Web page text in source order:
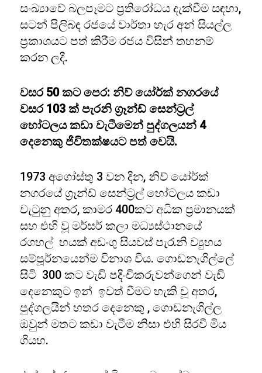
සංඛ්‍යාවේ බලපෑමට ප්‍රතිරෝධය දැක්වීම සඳහා,
සටන් පිලිබඳ රජයේ වාර්තා හැර අන් සියල්ල
ප්‍රකාශයට පත් කිරීම රජය විසින් තහනම්
කරන ලදී.
වසර 50 කට පෙර: නිව් යෝර්ක් නගරයේ
වසර 103 ක් පැරනි ග්‍රෑන්ඩ් සෙන්ට්‍රල්
හෝටලය කඩා වැටීමෙන් පුද්ගලයන් 4
දෙනෙකු ජීවිතක්ෂයට පත් වෙයි.
1973 අගෝස්තු 3 වන දින, නිව් යෝර්ක්
නගරයේ ග්‍රෑන්ඩ් සෙන්ට්‍රල් හෝටලය කඩා
වැටුනු අතර, කාමර 400කට අධික ප්‍රමානයක්
සහ එහි වූ මර්සර් කලා මධ්‍යස්ථානයේ
රගහල් හයක් අඩංගු සියවස් පැරැනි ව්‍යුහය
සම්පූර්නයෙන්ම විනාශ විය. ගොඩනැගිල්ලේ
සිටි 300 කට වැඩි පදිංචිකරුවන්ගෙන් වැඩි
දෙනෙකුට ඉන් ඉවත් වීමට හැකි වූ අතර,
පුද්ගලයින් හතර දෙනෙකු , ගොඩනැගිල්ල
ඔවුන් මතට කඩා වැටීම නිසා එහි සිරවී මිය
ගියහ.